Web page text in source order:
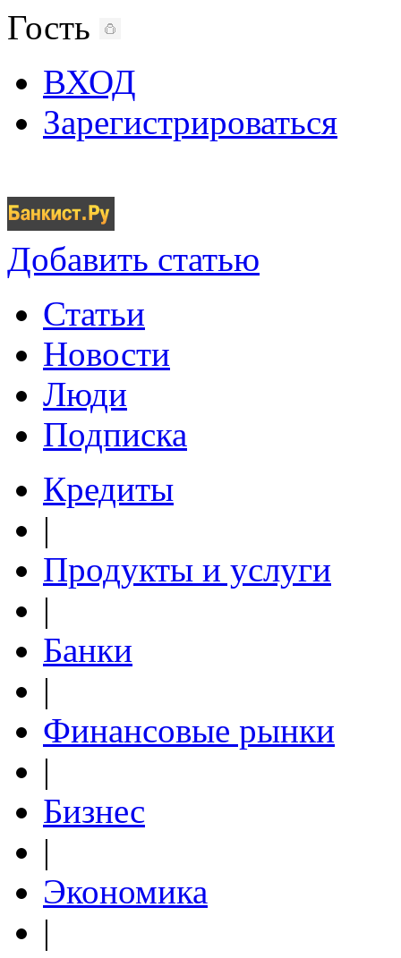
Гость
ВХОД
Зарегистрироваться
Добавить статью
Статьи
Новости
Люди
Подписка
Кредиты
|
Продукты и услуги
|
Банки
|
Финансовые рынки
|
Бизнес
|
Экономика
|